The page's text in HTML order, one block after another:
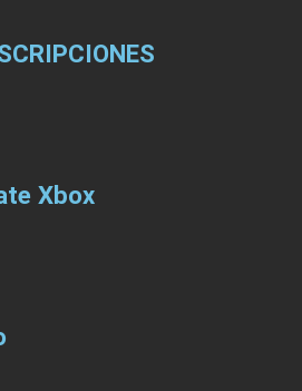
Xbox